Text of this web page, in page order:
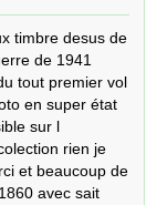
timbre desus de
de 1941
tout premier vol
en super état
sur l
rien je
et beaucoup de
avec sait